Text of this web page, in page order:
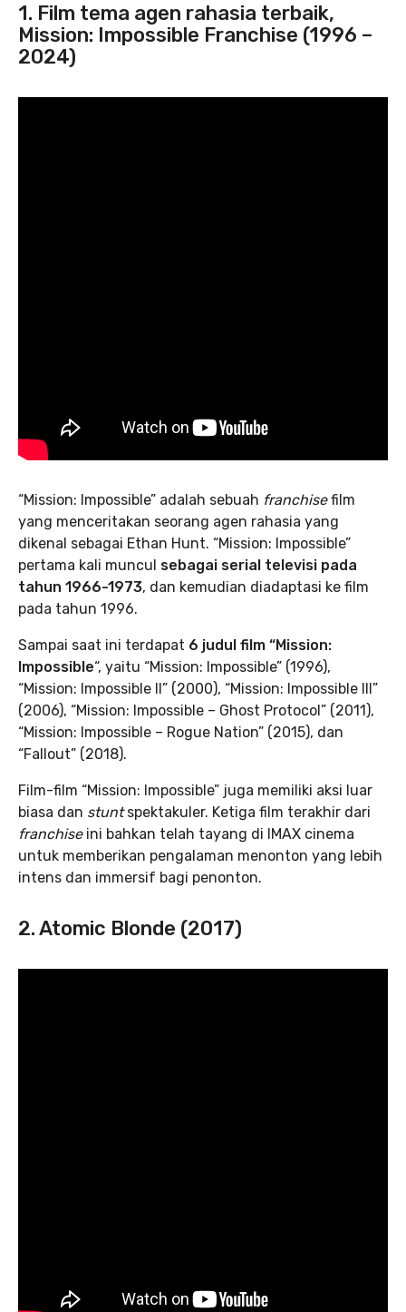
1. Film tema agen rahasia terbaik,
Mission: Impossible Franchise (1996 –
2024)
“Mission: Impossible” adalah sebuah franchisefilm
yang menceritakan seorang agen rahasia yang
dikenal sebagai Ethan Hunt. “Mission: Impossible”
pertama kali muncul sebagai serial televisi pada
tahun 1966-1973, dan kemudian diadaptasi ke film
pada tahun 1996.
Sampai saat ini terdapat 6 judul film “Mission:
Impossible“, yaitu “Mission: Impossible” (1996),
“Mission: Impossible II” (2000), “Mission: Impossible III”
(2006), “Mission: Impossible – Ghost Protocol” (2011),
“Mission: Impossible – Rogue Nation” (2015), dan
“Fallout” (2018).
Film-film “Mission: Impossible” juga memiliki aksi luar
biasa dan stuntspektakuler. Ketiga film terakhir dari
franchise ini bahkan telah tayang di IMAX cinema
untuk memberikan pengalaman menonton yang lebih
intens dan immersif bagi penonton.
2. Atomic Blonde (2017)